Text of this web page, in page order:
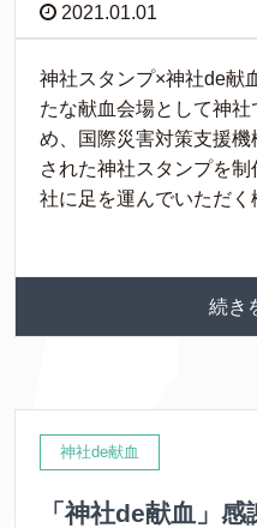
2021.01.01
神社スタンプ×神社de献
たな献血会場として神
め、国際災害対策支援
された神社スタンプを
社に足を運んでいただ
続き
神社de献血
「神社de献血」感